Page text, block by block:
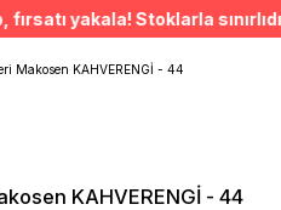
İMKANI
ÜRÜNLER
Makosen KAHVERENGİ - 44
KAHVERENGİ - 44
yakala! Stoklarla